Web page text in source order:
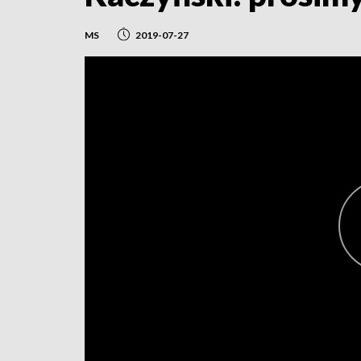
MS 2019-07-27